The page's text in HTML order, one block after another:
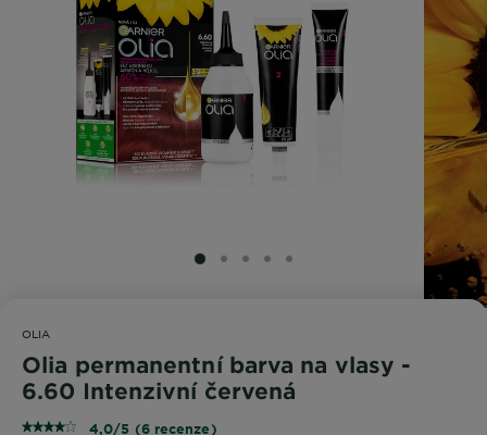
SLIDE 1
SLIDE 2
SLIDE 3
SLIDE 4
SLIDE 5
OLIA
Olia permanentní barva na vlasy -
6.60 Intenzivní červená
4,0/5 (6 recenze)